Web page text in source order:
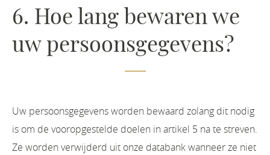
6. Hoe lang bewaren we
uw persoonsgegevens?
Uw persoonsgegevens worden bewaard zolang dit nodig
is om de vooropgestelde doelen in artikel 5 na te streven.
Ze worden verwijderd uit onze databank wanneer ze niet